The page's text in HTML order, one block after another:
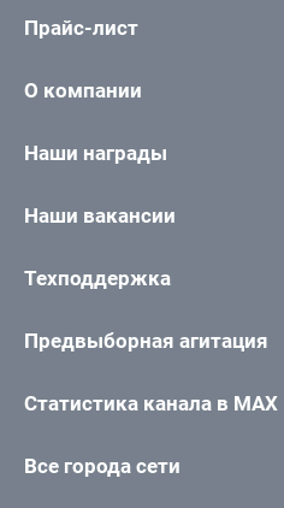
Прайс-лист
О компании
Наши награды
Наши вакансии
Техподдержка
Предвыборная агитация
Статистика канала в MAX
Все города сети